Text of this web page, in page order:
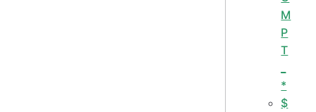
M
P
T
*
$